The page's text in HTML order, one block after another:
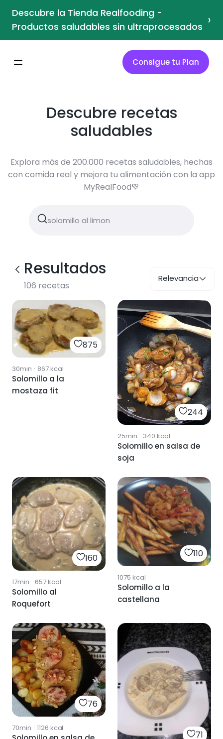
Descubre la Tienda Realfooding -
Productos saludables sin ultraprocesados ›
Consigue tu Plan
Descubre recetas
saludables
Explora más de 200.000 recetas saludables, hechas
con comida real y mejora tu alimentación con la app
MyRealFood💚
Resultados
106 recetas
Relevancia
875
30min · 867kcal
Solomillo a la
mostaza fit
244
25min · 340 kcal
Solomillo en salsa de
soja
160
17min · 657kcal
Solomillo al
Roquefort
110
1075 kcal
Solomillo a la
castellana
76
70min · 1126 kcal
71